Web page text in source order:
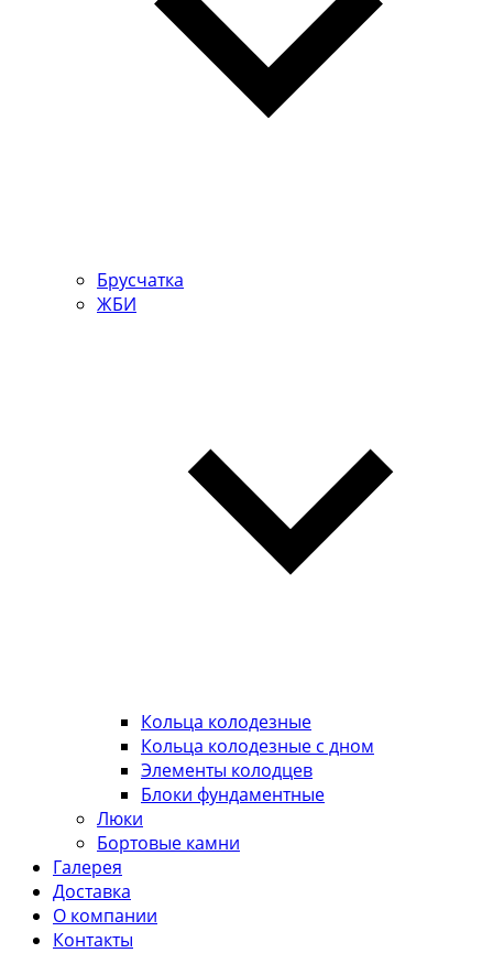
Брусчатка
ЖБИ
Кольца колодезные
Кольца колодезные с дном
Элементы колодцев
Блоки фундаментные
Люки
Бортовые камни
Галерея
Доставка
О компании
Контакты